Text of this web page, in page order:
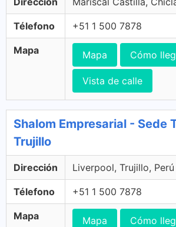
Télefono +51 1 500 7878
Mapa Mapa Cómo
Vista de calle
Shalom Empresarial - Sede
Trujillo
Dirección Liverpool, Trujillo, Perú
Télefono +51 1 500 7878
Mapa Mapa Cómo